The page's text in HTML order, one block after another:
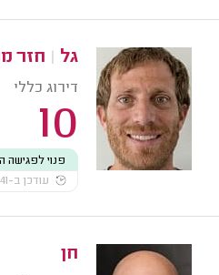
גל חזר
דירוג כללי
10
פנוי לפגישה
עודכן ב-06:41
חן